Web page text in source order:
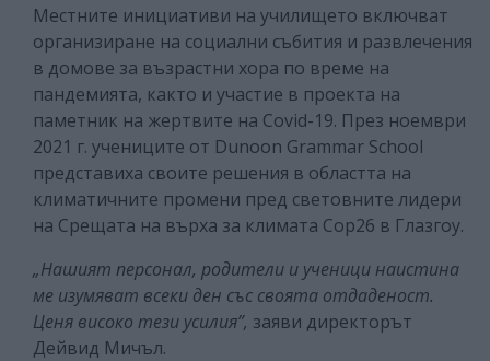
Местните инициативи на училището включват
организиране на социални събития и развлечения
в домове за възрастни хора по време на
пандемията, както и участие в проекта на
паметник на жертвите на Covid-19. През ноември
2021 г. учениците от Dunoon Grammar School
представиха своите решения в областта на
климатичните промени пред световните лидери
на Срещата на върха за климата Cop26 в Глазгоу.
„Нашият персонал, родители и ученици наистина
ме изумяват всеки ден със своята отдаденост.
Ценя високо тези усилия”, заяви директорът
Дейвид Мичъл.